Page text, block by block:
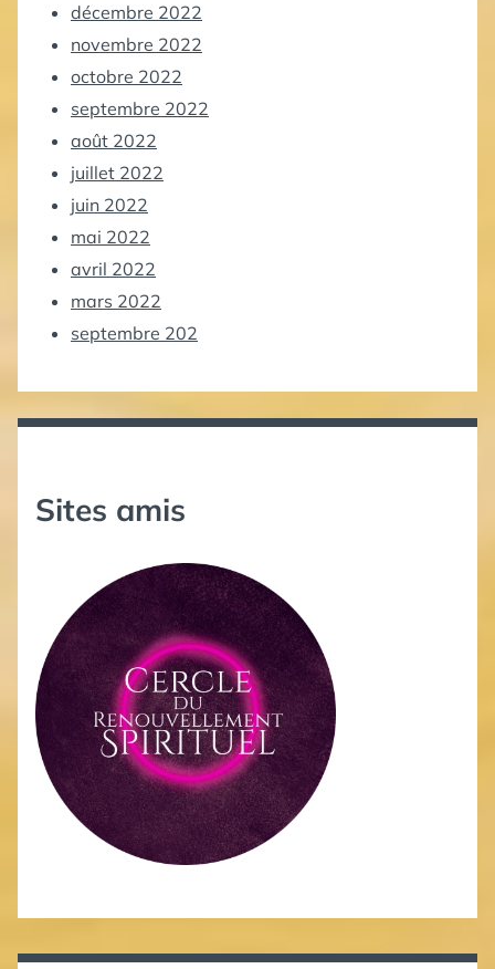
décembre 2022
novembre 2022
octobre 2022
septembre 2022
août 2022
juillet 2022
juin 2022
mai 2022
avril 2022
mars 2022
septembre 202
Sites amis